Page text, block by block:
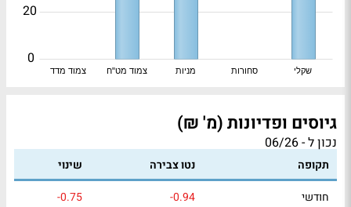
צמוד מדד צמוד מט"ח מניות סחורות שקלי
0
20
גיוסים ופדיונות (מ' ₪)
נכון ל - 06/26
תקופה נטו צבירה
שינוי
חודשי
-0.94
-0.75